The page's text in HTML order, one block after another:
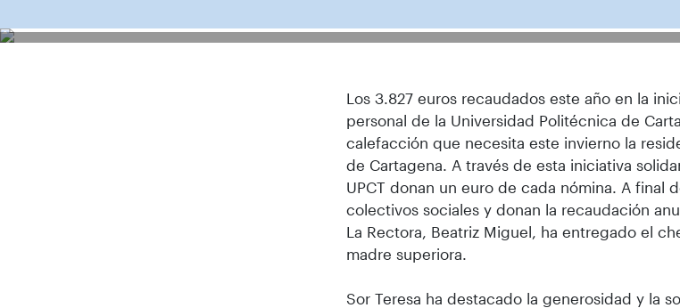
Los 3.827 euros recaudados este año en la
personal de la Universidad Politécnica de
calefacción que necesita este invierno la
de Cartagena. A través de esta iniciativa
UPCT donan un euro de cada nómina. A final
colectivos sociales y donan la recaudación
La Rectora, Beatriz Miguel, ha entregado el
madre superiora.
Sor Teresa ha destacado la generosidad y la